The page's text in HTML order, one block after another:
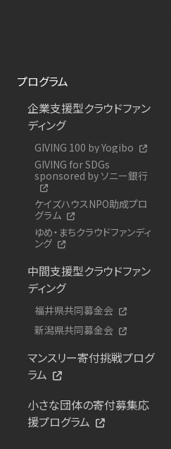
プログラム
企業支援型クラウドファン
ディング
GIVING 100 by Yogibo
GIVING for SDGs
sponsored by ソニー銀行
ケイズハウスNPO助成プロ
グラム
ゆめ・まちクラウドファンディ
ング
中間支援型クラウドファン
ディング
福井県共同募金会
新潟県共同募金会
マンスリー寄付挑戦プログ
ラム
小さな団体の寄付募集応
援プログラム